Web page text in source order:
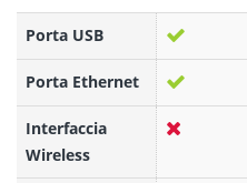
Porta USB
Porta Ethernet
Interfaccia
Wireless